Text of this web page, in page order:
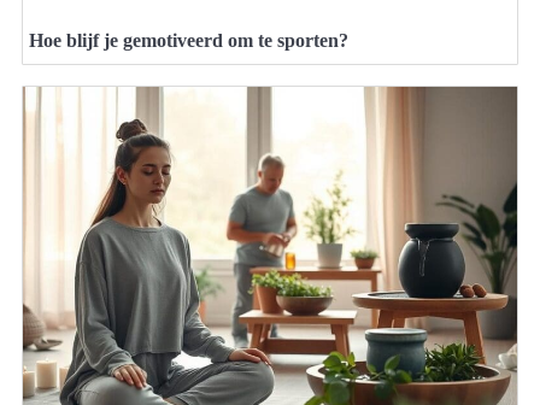
Hoe blijf je gemotiveerd om te sporten?